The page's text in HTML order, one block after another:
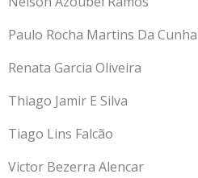
Paulo Rocha Martins Da Cunha
Renata Garcia Oliveira
Thiago Jamir E Silva
Tiago Lins Falcão
Victor Bezerra Alencar